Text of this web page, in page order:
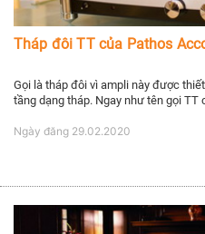
Tháp đôi TT của Pathos
Gọi là tháp đôi vì ampli này được
tầng dạng tháp. Ngay như tên gọi TT
Ngày đăng 29.02.2020